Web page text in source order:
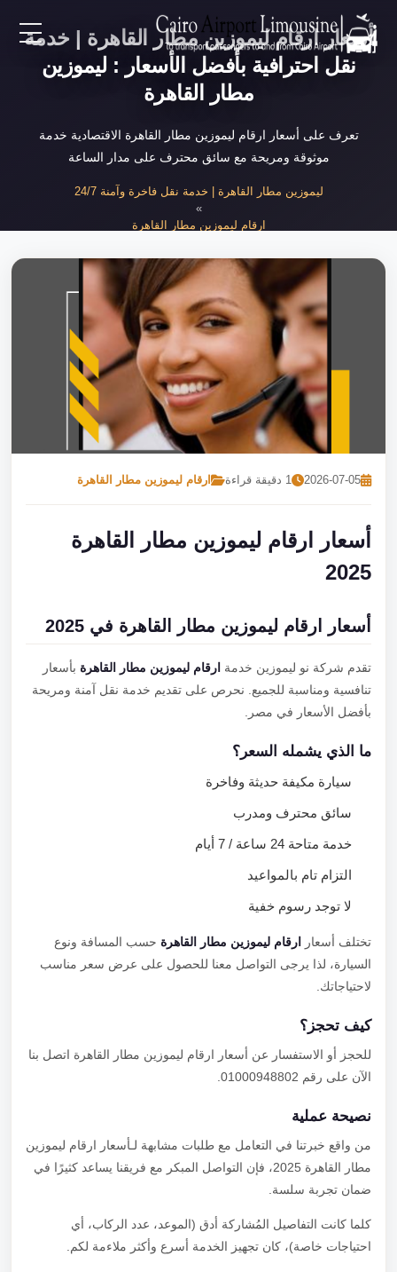
EN
AR
خدمات المطار
نحن
أسعار ارقام ليموزين مطار القاهرة | خدمة
نقل احترافية بأفضل الأسعار : ليموزين
مطار القاهرة
تعرف على أسعار ارقام ليموزين مطار القاهرة الاقتصادية خدمة
موثوقة ومريحة مع سائق محترف على مدار الساعة
ليموزين مطار القاهرة | خدمة نقل فاخرة وآمنة 24/7
ارقام ليموزين مطار القاهرة
أسعار ارقام ليموزين مطار القاهرة 2025
2026-07-05 1 دقيقة قراءة ارقام ليموزين مطار القاهرة
أسعار ارقام ليموزين مطار القاهرة
2025
أسعار ارقام ليموزين مطار القاهرة في 2025
تقدم شركة نو ليموزين خدمةارقام ليموزين مطار القاهرةبأسعار
تنافسية ومناسبة للجميع. نحرص على تقديم خدمة نقل آمنة ومريحة
بأفضل الأسعار في مصر.
ما الذي يشمله السعر؟
سيارة مكيفة حديثة وفاخرة
سائق محترف ومدرب
خدمة متاحة 24 ساعة / 7 أيام
التزام تام بالمواعيد
لا توجد رسوم خفية
تختلف أسعارارقام ليموزين مطار القاهرةحسب المسافة ونوع
السيارة، لذا يرجى التواصل معنا للحصول على عرض سعر مناسب
لاحتياجاتك.
كيف تحجز؟
للحجز أو الاستفسار عن أسعار ارقام ليموزين مطار القاهرة اتصل بنا
الآن على رقم 01000948802.
نصيحة عملية
من واقع خبرتنا في التعامل مع طلبات مشابهة لـأسعار ارقام ليموزين
مطار القاهرة 2025، فإن التواصل المبكر مع فريقنا يساعد كثيرًا في
ضمان تجربة سلسة.
كلما كانت التفاصيل المُشاركة أدق (الموعد، عدد الركاب، أي
احتياجات خاصة)، كان تجهيز الخدمة أسرع وأكثر ملاءمة لكم.